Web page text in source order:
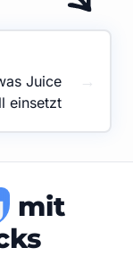
Juice
einsetzt
→
mit